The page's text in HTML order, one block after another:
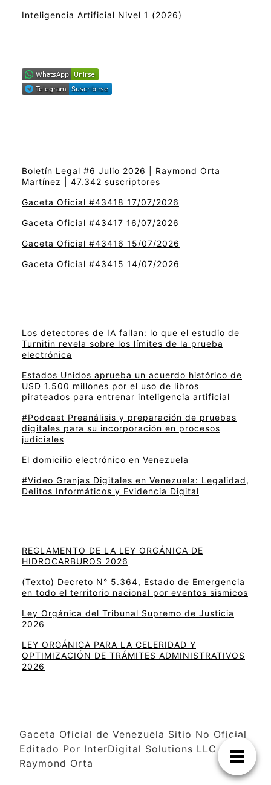
Inteligencia Artificial Nivel 1 (2026)
Boletín Legal #6 Julio 2026 | Raymond Orta
Martínez | 47.342 suscriptores
Gaceta Oficial #43418 17/07/2026
Gaceta Oficial #43417 16/07/2026
Gaceta Oficial #43416 15/07/2026
Gaceta Oficial #43415 14/07/2026
Los detectores de IA fallan: lo que el estudio de
Turnitin revela sobre los límites de la prueba
electrónica
Estados Unidos aprueba un acuerdo histórico de
USD 1.500 millones por el uso de libros
pirateados para entrenar inteligencia artificial
#Podcast Preanálisis y preparación de pruebas
digitales para su incorporación en procesos
judiciales
El domicilio electrónico en Venezuela
#Video Granjas Digitales en Venezuela: Legalidad,
Delitos Informáticos y Evidencia Digital
REGLAMENTO DE LA LEY ORGÁNICA DE
HIDROCARBUROS 2026
(Texto) Decreto N° 5.364, Estado de Emergencia
en todo el territorio nacional por eventos sismicos
Ley Orgánica del Tribunal Supremo de Justicia
2026
LEY ORGÁNICA PARA LA CELERIDAD Y
OPTIMIZACIÓN DE TRÁMITES ADMINISTRATIVOS
2026
Gaceta Oficial de Venezuela Sitio No Oficial
Editado Por InterDigital Solutions LLC –
Raymond Orta